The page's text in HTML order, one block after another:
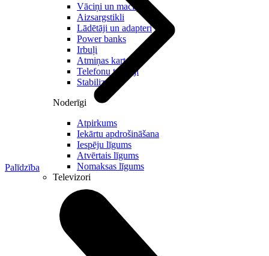
Vāciņi un maciņi
Aizsargstikli
Lādētāji un adapteri
Power banks
Irbuļi
Atmiņas kartes
Telefonu turētaji
Stabilizatori
Noderīgi
Atpirkums
Iekārtu apdrošināšana
Iespēju līgums
Atvērtais līgums
Nomaksas līgums
Televizori
Palīdzība